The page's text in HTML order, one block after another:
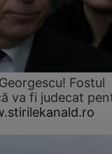
Fostul
va fi judecat